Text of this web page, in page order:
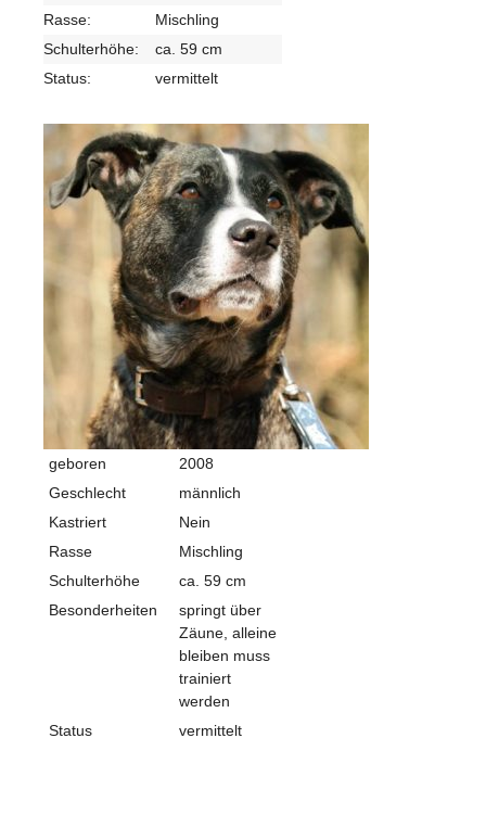
Rasse:
Mischling
Schulterhöhe:
ca. 59 cm
Status:
vermittelt
geboren
2008
Geschlecht
männlich
Kastriert
Nein
Rasse
Mischling
Schulterhöhe
ca. 59 cm
Besonderheiten
springt über
Zäune, alleine
bleiben muss
trainiert
werden
Status
vermittelt